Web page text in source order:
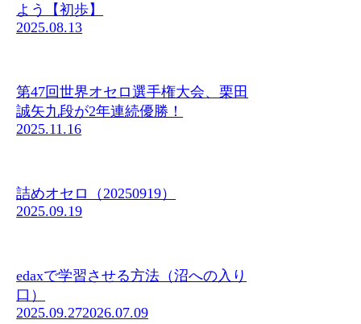
よう【初歩】
2025.08.13
第47回世界オセロ選手権大会、栗田
誠矢九段が2年連続優勝！
2025.11.16
詰めオセロ（20250919）
2025.09.19
edaxで学習させる方法（沼への入り
口）
2025.09.272026.07.09